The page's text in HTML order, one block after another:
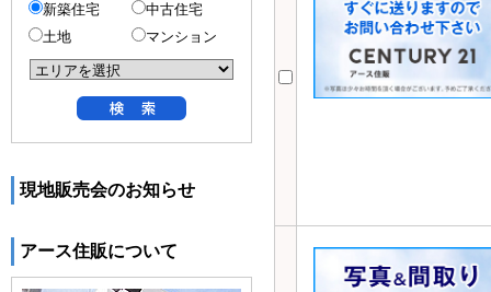
新築住宅
中古住宅
土地
マンション
現地販売会のお知らせ
アース住販について